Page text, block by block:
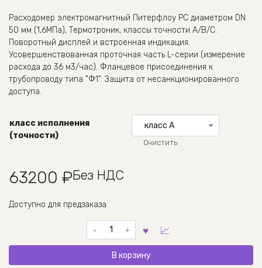
Расходомер электромагнитный Питерфлоу РС диаметром DN
50 мм (1,6МПа), Термотроник, классы точности A/B/C.
Поворотный дисплей и вcтроенная индикация.
Усовершенствованная проточная часть L-серии (измерение
расхода до 36 м3/час). Фланцевое присоединения к
трубопроводу типа "Ф1". Защита от несанкционированного
доступа.
класс исполнения
(точности)
Очистить
63200 ₽Без НДС
Доступно для предзаказа
Количество
товара
Расходомер
Питерфлоу
В корзину